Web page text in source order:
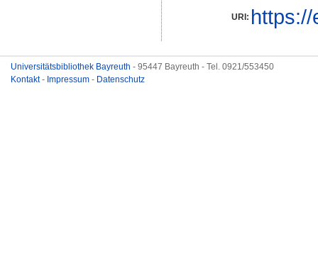
URI:
Universitätsbibliothek Bayreuth - 95447 Bayreuth - Tel. 0921/553450
Kontakt- Impressum - Datenschutz